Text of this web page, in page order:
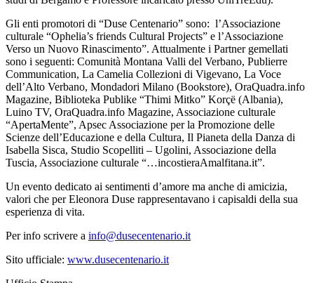
Gli enti promotori di “Duse Centenario” sono: l’Associazione
culturale “Ophelia’s friends Cultural Projects” e l’Associazione
Verso un Nuovo Rinascimento”. Attualmente i Partner gemellati
sono i seguenti: Comunità Montana Valli del Verbano, Publierre
Communication, La Camelia Collezioni di Vigevano, La Voce
dell’Alto Verbano, Mondadori Milano (Bookstore), OraQuadra.info
Magazine, Biblioteka Publike “Thimi Mitko” Korçë (Albania),
Luino TV, OraQuadra.info Magazine, Associazione culturale
“ApertaMente”, Apsec Associazione per la Promozione delle
Scienze dell’Educazione e della Cultura, Il Pianeta della Danza di
Isabella Sisca, Studio Scopelliti – Ugolini, Associazione della
Tuscia, Associazione culturale “…incostieraAmalfitana.it”.
Un evento dedicato ai sentimenti d’amore ma anche di amicizia,
valori che per Eleonora Duse rappresentavano i capisaldi della sua
esperienza di vita.
Per info scrivere a info@dusecentenario.it
Sito ufficiale: www.dusecentenario.it